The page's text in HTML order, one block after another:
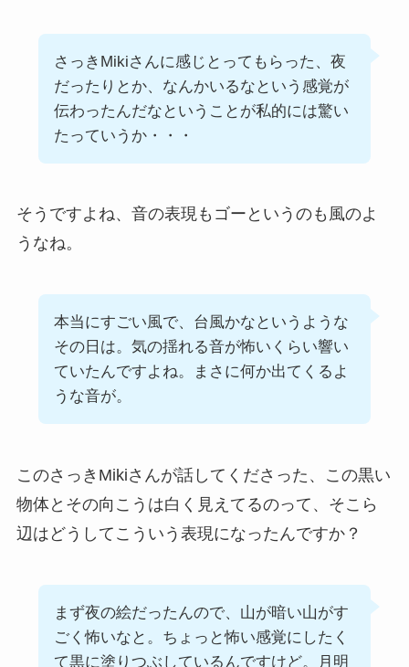
さっきMikiさんに感じとってもらった、夜
だったりとか、なんかいるなという感覚が
伝わったんだなということが私的には驚い
たっていうか・・・
そうですよね、音の表現もゴーというのも風のよ
うなね。
本当にすごい風で、台風かなというような
その日は。気の揺れる音が怖いくらい響い
ていたんですよね。まさに何か出てくるよ
うな音が。
このさっきMikiさんが話してくださった、この黒い
物体とその向こうは白く見えてるのって、そこら
辺はどうしてこういう表現になったんですか？
まず夜の絵だったんので、山が暗い山がす
ごく怖いなと。ちょっと怖い感覚にしたく
て黒に塗りつぶしているんですけど。月明